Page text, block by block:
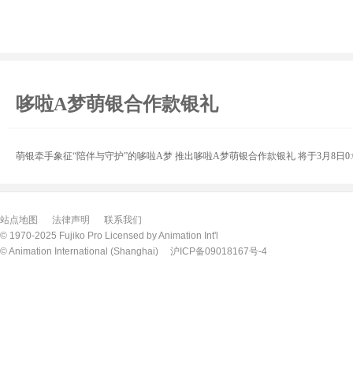
哆啦A梦萌银合作款银礼
萌银牵手象征“陪伴与守护”的哆啦A梦 推出哆啦A梦萌银合作款银礼 将于3月8日
站点地图 法律声明
联系我们
© 1970-2025 Fujiko Pro Licensed by Animation Int'l
© Animation International (Shanghai)
沪ICP备09018167号-4